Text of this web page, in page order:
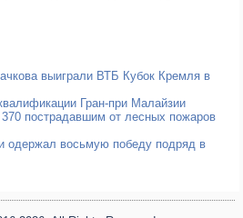
выиграли ВТБ Кубок Кремля в
Гран-при Малайзии
пострадавшим от лесных пожаров
одержал восьмую победу подряд в